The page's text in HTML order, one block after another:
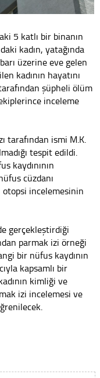
5 katlı bir binanın
kadın, yatağında
üzerine eve gelen
kadının hayatını
şüpheli ölüm
inceleme
tarafından ismi M.K.
tespit edildi.
kaydınının
cüzdanı
otopsi incelemesinin
gerçekleştirdiği
parmak izi örneği
bir nüfus kaydının
kapsamlı bir
kimliği ve
izi incelemesi ve